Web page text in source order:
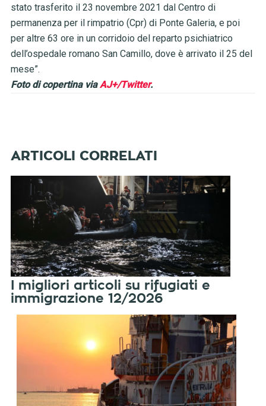
stato trasferito il 23 novembre 2021 dal Centro di
permanenza per il rimpatrio (Cpr) di Ponte Galeria, e poi
per altre 63 ore in un corridoio del reparto psichiatrico
dell’ospedale romano San Camillo, dove è arrivato il 25 del
mese”.
Foto di copertina viaAJ+/Twitter.
I migliori articoli su rifugiati e
immigrazione 12/2026